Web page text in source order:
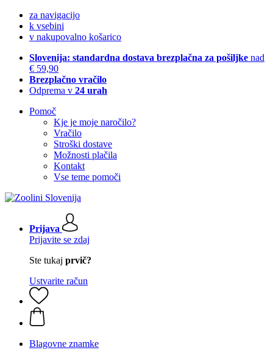
za navigacijo
k vsebini
v nakupovalno košarico
Slovenija: standardna dostava brezplačna za pošiljke nad
€ 59,90
Brezplačno vračilo
Odprema v 24 urah
Pomoč
Kje je moje naročilo?
Vračilo
Stroški dostave
Možnosti plačila
Kontakt
Vse teme pomoči
Prijava
Prijavite se zdaj
Ste tukaj prvič?
Ustvarite račun
Blagovne znamke